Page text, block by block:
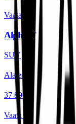
Vaata
Alpha T
SUV
Alates
37 890 €
Vaata